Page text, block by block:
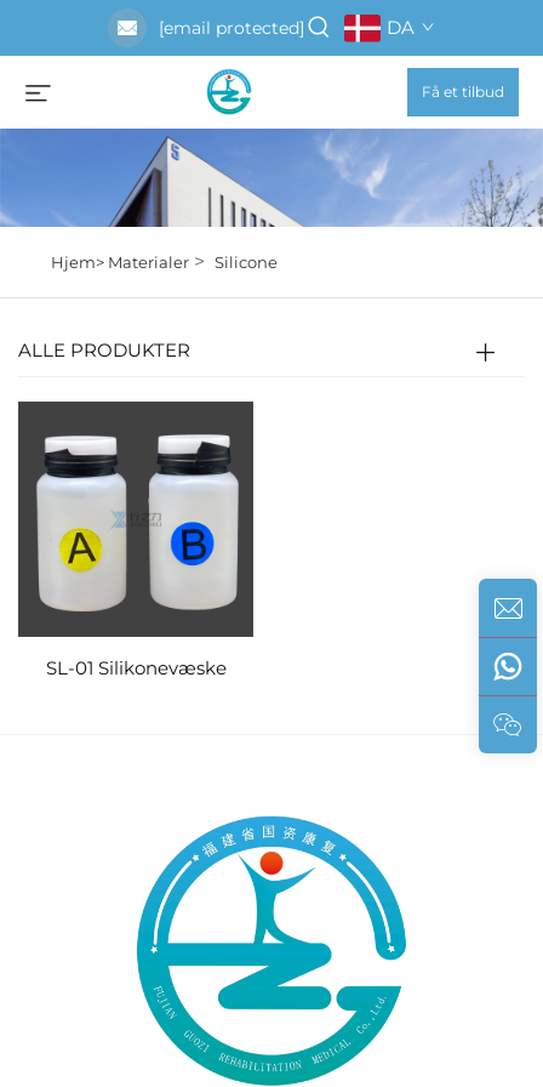
[email protected] DA
Få et tilbud
Hjem> Materialer> Silicone
ALLE PRODUKTER
SL-01 Silikonevæske